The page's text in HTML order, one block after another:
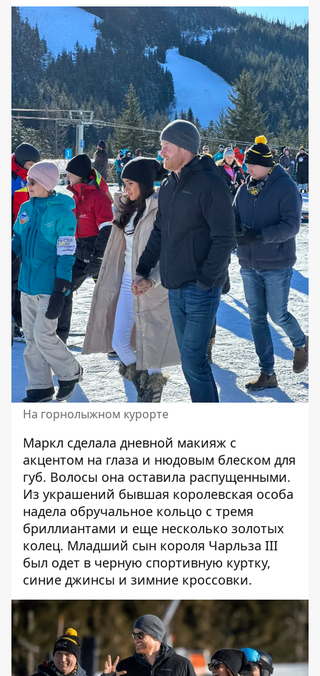
На горнолыжном курорте
Маркл сделала дневной макияж с
акцентом на глаза и нюдовым блеском для
губ. Волосы она оставила распущенными.
Из украшений бывшая королевская особа
надела обручальное кольцо с тремя
бриллиантами и еще несколько золотых
колец. Младший сын короля Чарльза III
был одет в черную спортивную куртку,
синие джинсы и зимние кроссовки.